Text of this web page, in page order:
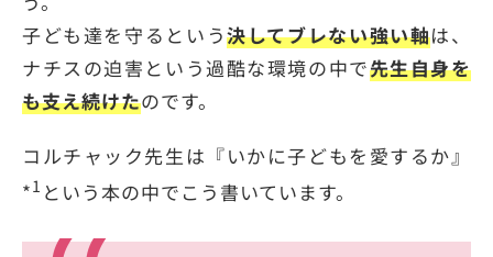
子ども達を守るという決してブレない強い軸は、
ナチスの迫害という過酷な環境の中で先生自身を
も支え続けたのです。
コルチャック先生は『いかに子どもを愛するか』
*1 という本の中でこう書いています。